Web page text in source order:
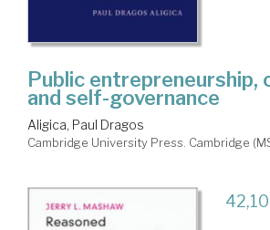
Public entrepreneurship,
and self-governance
Aligica, Paul Dragos
Cambridge University Press. Cambridge